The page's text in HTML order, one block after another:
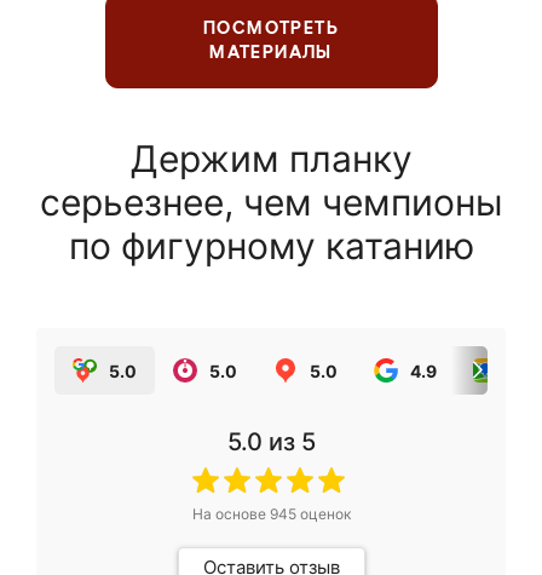
ПОСМОТРЕТЬ
МАТЕРИАЛЫ
Держим планку
серьезнее, чем чемпионы
по фигурному катанию
5.0 5.0 5.0 4.9
5.0 из 5
На основе 945оценок
Оставить отзыв